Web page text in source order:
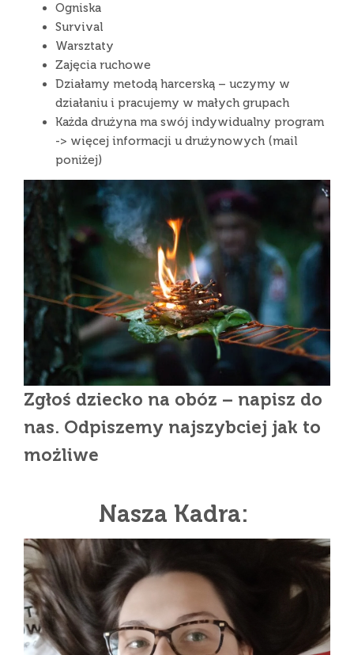
Ogniska
Survival
Warsztaty
Zajęcia ruchowe
Działamy metodą harcerską – uczymy w
działaniu i pracujemy w małych grupach
Każda drużyna ma swój indywidualny program
-> więcej informacji u drużynowych (mail
poniżej)
Zgłoś dziecko na obóz – napisz do
nas. Odpiszemy najszybciej jak to
możliwe
Nasza Kadra: